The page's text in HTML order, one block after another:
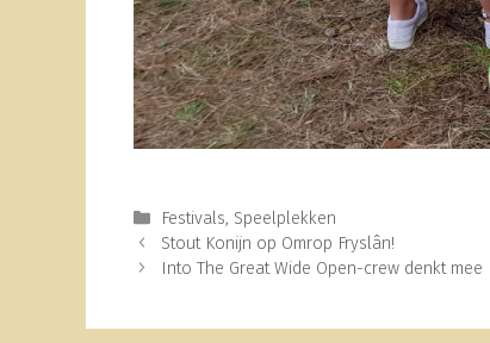
Categorieën
Festivals, Speelplekken
Stout Konijn op Omrop Fryslân!
Into The Great Wide Open-crew denkt mee